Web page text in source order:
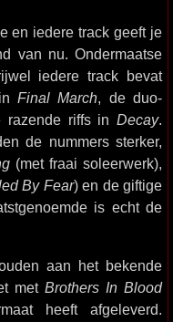
en iedere track geeft je
van nu. Ondermaatse
iedere track bevat
Final March, de duo-
razende riffs inDecay.
de nummers sterker,
(met fraai soleerwerk),
By Fear) en de giftige
is echt de
aan het bekende
metBrothers In Blood
heeft afgeleverd.